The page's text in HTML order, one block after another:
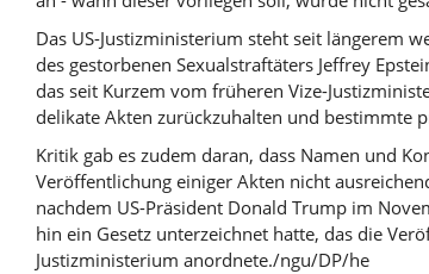
Das US-Justizministerium steht seit längerem
des gestorbenen Sexualstraftäters Jeffrey
das seit Kurzem vom früheren Vize-
delikate Akten zurückzuhalten und bestimmte
Kritik gab es zudem daran, dass Namen und
Veröffentlichung einiger Akten nicht
nachdem US-Präsident Donald Trump im
hin ein Gesetz unterzeichnet hatte, das die
Justizministerium anordnete./ngu/DP/he